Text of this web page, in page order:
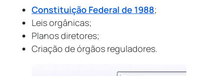
Constituição Federal de 1988;
Leis orgânicas;
Planos diretores;
Criação de órgãos reguladores.